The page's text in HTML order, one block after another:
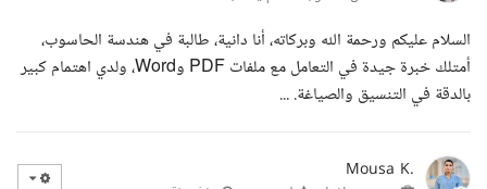
السلام عليكم ورحمة الله وبركاته، أنا دانية، طالبة في هندسة الحاسوب،
أمتلك خبرة جيدة في التعامل مع ملفات PDF وWord، ولدي اهتمام كبير
بالدقة في التنسيق والصياغة. ...
Mousa K.